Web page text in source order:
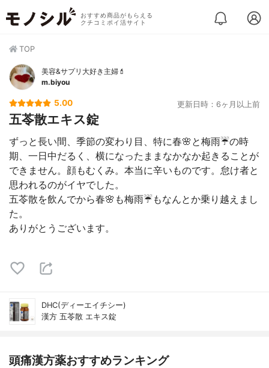
おすすめ商品がもらえる
クチコミポイ活サイト
TOP
美容&サプリ大好き主婦💄
m.biyou
5.00 更新日時：6ヶ月以上前
五苓散エキス錠
ずっと長い間、季節の変わり目、特に春🌸と梅雨☔️の時
期、一日中だるく、横になったままなかなか起きることが
できません。顔もむくみ。本当に辛いものです。怠け者と
思われるのがイヤでした。
五苓散を飲んでから春🌸も梅雨☔️もなんとか乗り越えまし
た。
ありがとうございます。
DHC(ディーエイチシー)
漢方 五苓散 エキス錠
頭痛漢方薬おすすめランキング